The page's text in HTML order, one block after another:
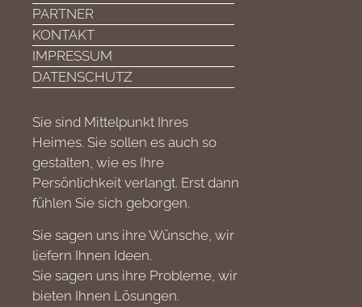
PARTNER
KONTAKT
IMPRESSUM
DATENSCHUTZ
Sie sind Mittelpunkt Ihres
Heimes. Sie sollen es auch so
gestalten, wie es Ihre
Persönlichkeit verlangt. Erst dann
fühlen Sie sich geborgen.
Sie sagen uns ihre Wünsche, wir
liefern Ihnen Ideen.
Sie sagen uns ihre Probleme, wir
bieten Ihnen Lösungen.